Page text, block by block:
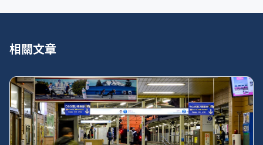
相關文章